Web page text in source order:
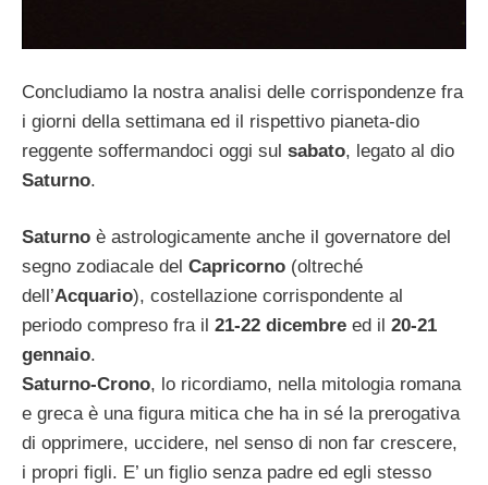
Concludiamo la nostra analisi delle corrispondenze fra
i giorni della settimana ed il rispettivo pianeta-dio
reggente soffermandoci oggi sul sabato, legato al dio
Saturno.
Saturno è astrologicamente anche il governatore del
segno zodiacale del Capricorno (oltreché
dell’Acquario), costellazione corrispondente al
periodo compreso fra il 21-22 dicembre ed il 20-21
gennaio.
Saturno-Crono, lo ricordiamo, nella mitologia romana
e greca è una figura mitica che ha in sé la prerogativa
di opprimere, uccidere, nel senso di non far crescere,
i propri figli. E’ un figlio senza padre ed egli stesso